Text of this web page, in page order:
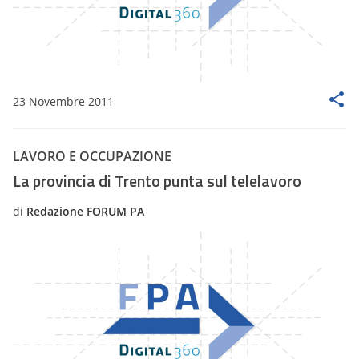
23 Novembre 2011
LAVORO E OCCUPAZIONE
La provincia di Trento punta sul telelavoro
di Redazione FORUM PA